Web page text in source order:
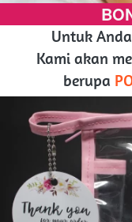
Untuk
Kami akan
berupa